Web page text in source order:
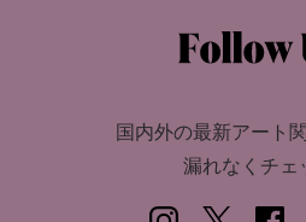
国内外の最新アート
漏れなくチェ